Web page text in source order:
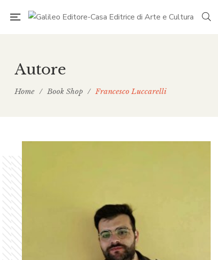
Autore
Home / Book Shop / Francesco Luccarelli